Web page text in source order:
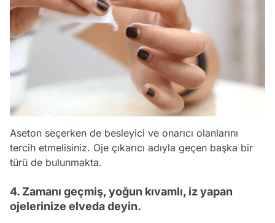
Aseton seçerken de besleyici ve onarıcı olanlarını
tercih etmelisiniz. Oje çıkarıcı adıyla geçen başka bir
türü de bulunmakta.
4. Zamanı geçmiş, yoğun kıvamlı, iz yapan
ojelerinize elveda deyin.